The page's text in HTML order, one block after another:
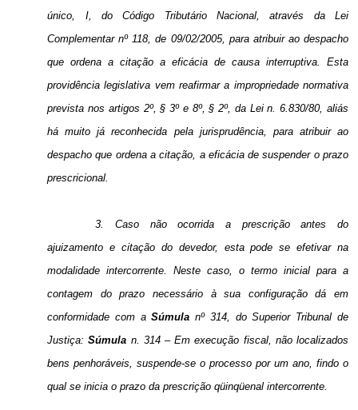
único, I, do Código Tributário Nacional, através da Lei
Complementar nº 118, de 09/02/2005, para atribuir ao despacho
que ordena a citação a eficácia de causa interruptiva. Esta
providência legislativa vem reafirmar a impropriedade normativa
prevista nos artigos 2º, § 3º e 8º, § 2º, da Lei n. 6.830/80, aliás
há muito já reconhecida pela jurisprudência, para atribuir ao
despacho que ordena a citação, a eficácia de suspender o prazo
prescricional.
3. Caso não ocorrida a prescrição antes do
ajuizamento e citação do devedor, esta pode se efetivar na
modalidade intercorrente. Neste caso, o termo inicial para a
contagem do prazo necessário à sua configuração dá em
conformidade com aSúmula nº 314, do Superior Tribunal de
Justiça:Súmula n. 314 – Em execução fiscal, não localizados
bens penhoráveis, suspende-se o processo por um ano, findo o
qual se inicia o prazo da prescrição qüinqüenal intercorrente.